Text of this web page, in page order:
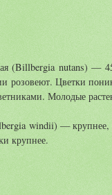
(Billbergia nutans) —
розовеют. Цветки
Молодые
windii) —
крупнее.